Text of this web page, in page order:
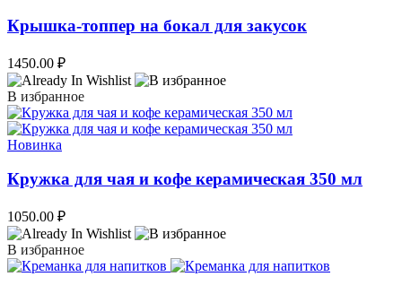
Крышка-топпер на бокал для закусок
1450.00 ₽
В избранное
Новинка
Кружка для чая и кофе керамическая 350 мл
1050.00 ₽
В избранное